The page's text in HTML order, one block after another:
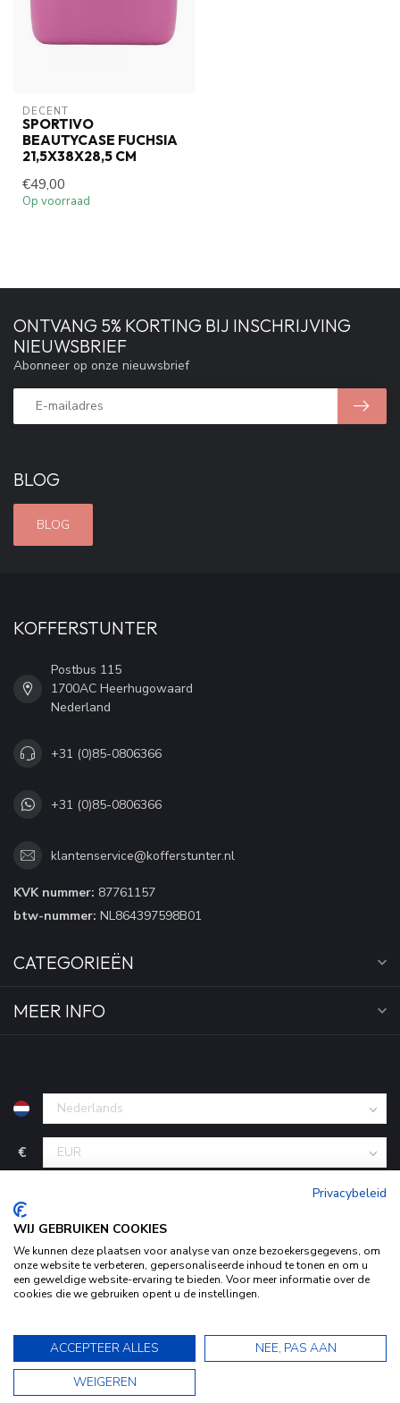
DECENT
SPORTIVO
BEAUTYCASE FUCHSIA
21,5X38X28,5 CM
€49,00
Op voorraad
BLOG
BLOG
ONTVANG 5% KORTING BIJ INSCHRIJVING
NIEUWSBRIEF
Abonneer op onze nieuwsbrief
KOFFERSTUNTER
Postbus 115
1700AC Heerhugowaard
Nederland
+31 (0)85-0806366
+31 (0)85-0806366
klantenservice@kofferstunter.nl
KVK nummer: 87761157
btw-nummer: NL864397598B01
CATEGORIEËN
MEER INFO
€
Begingoed.nl design
gebruik van cookies om onze website te verbeteren.
Dit bericht verbergen
Bekijk ons Privacy Statement voor meer informatie »
9.5
Privacybeleid
WIJ GEBRUIKEN COOKIES
We kunnen deze plaatsen voor analyse van onze bezoekersgegevens, om
onze website te verbeteren, gepersonaliseerde inhoud te tonen en om u
een geweldige website-ervaring te bieden. Voor meer informatie over de
cookies die we gebruiken opent u de instellingen.
ACCEPTEER ALLES
NEE, PAS AAN
WEIGEREN